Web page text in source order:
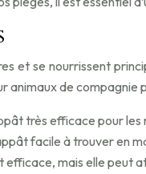
et se nourrissent
animaux de compagnie
très efficace pour les
facile à trouver en
mais elle peut